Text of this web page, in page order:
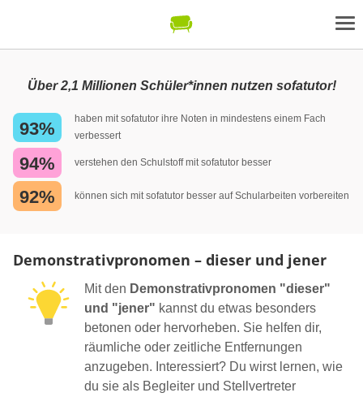
Über 2,1 Millionen Schüler*innen nutzen sofatutor!
93%
haben mit sofatutor ihre Noten in mindestens einem Fach
verbessert
94% verstehen den Schulstoff mit sofatutor besser
92% können sich mit sofatutor besser auf Schularbeiten vorbereiten
Demonstrativpronomen – dieser und jener
Mit den Demonstrativpronomen "dieser"
und "jener" kannst du etwas besonders
betonen oder hervorheben. Sie helfen dir,
räumliche oder zeitliche Entfernungen
anzugeben. Interessiert? Du wirst lernen, wie
du sie als Begleiter und Stellvertreter